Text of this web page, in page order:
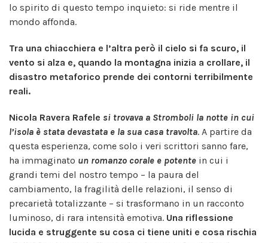
lo spirito di questo tempo inquieto: si ride mentre il
mondo affonda.
Tra una chiacchiera e l’altra però il cielo si fa scuro, il
vento si alza e, quando la montagna inizia a crollare, il
disastro metaforico prende dei contorni terribilmente
reali.
Nicola Ravera Rafele si trovava a Stromboli la notte in cui
l’isola è stata devastata e la sua casa travolta. A partire da
questa esperienza, come solo i veri scrittori sanno fare,
ha immaginato un romanzo corale e potente in cui i
grandi temi del nostro tempo – la paura del
cambiamento, la fragilità delle relazioni, il senso di
precarietà totalizzante – si trasformano in un racconto
luminoso, di rara intensità emotiva. Una riflessione
lucida e struggente su cosa ci tiene uniti e cosa rischia